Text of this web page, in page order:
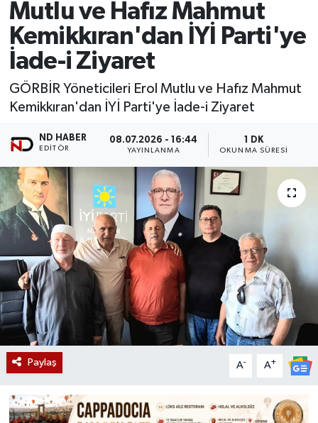
Mutlu ve Hafız Mahmut
Kemikkıran'dan İYİ Parti'ye
İade-i Ziyaret
GÖRBİR Yöneticileri Erol Mutlu ve Hafız Mahmut
Kemikkıran'dan İYİ Parti'ye İade-i Ziyaret
ND HABER
EDITÖR
08.07.2026 - 16:44
YAYINLANMA
1 DK
OKUNMA SÜRESI
Paylaş A- A+